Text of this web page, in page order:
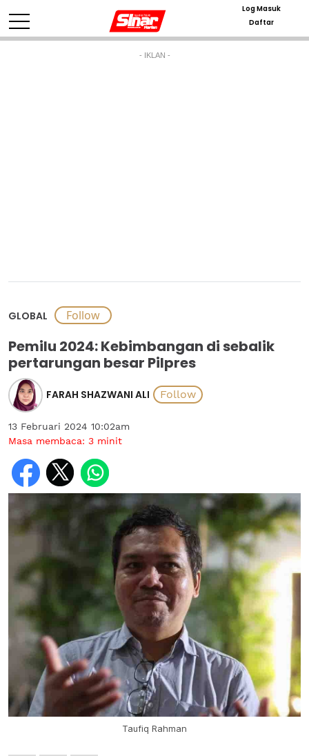
Log Masuk
Daftar
- IKLAN -
GLOBAL
Pemilu 2024: Kebimbangan di sebalik
pertarungan besar Pilpres
FARAH SHAZWANI ALI
13 Februari 2024 10:02am
Masa membaca: 3 minit
Taufiq Rahman